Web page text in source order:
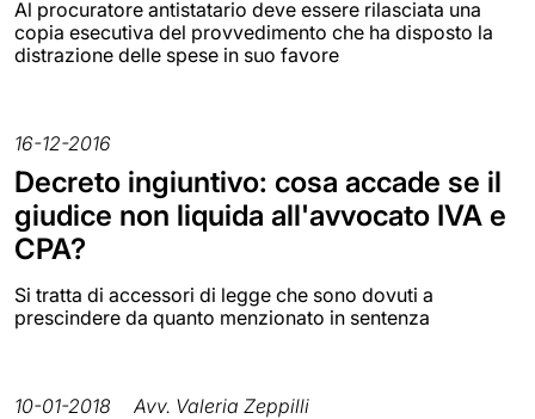
Al procuratore antistatario deve essere rilasciata una
copia esecutiva del provvedimento che ha disposto la
distrazione delle spese in suo favore
16-12-2016
Decreto ingiuntivo: cosa accade se il
giudice non liquida all'avvocato IVA e
CPA?
Si tratta di accessori di legge che sono dovuti a
prescindere da quanto menzionato in sentenza
10-01-2018 Avv. Valeria Zeppilli